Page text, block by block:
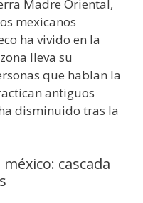
Madre Oriental,
mexicanos
ha vivido en la
lleva su
que hablan la
antiguos
disminuido tras la
cascada